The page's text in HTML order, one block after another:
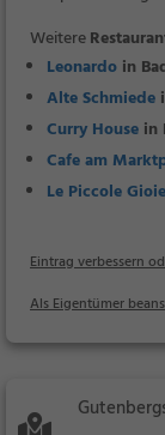
Weitere
Leonardo in
Alte Schmiede
Curry House in
Cafe am
Le Piccole Gioie
Eintrag verbessern
Als Eigentümer